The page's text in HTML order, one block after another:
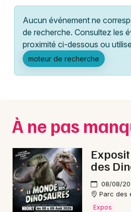
Manifestations
Foires & salons
Sports
Soirées
Sorties famille
Expos
Lyon
Marseille
Mulhouse
Montpellier
Paris
Strasbourg
Toulouse
Toutes les villes
Aucun événement ne
de recherche. Consultez les
proximité ci-dessous ou
moteur de recherche
À ne pas
des
08/08/
Parc des
Expos